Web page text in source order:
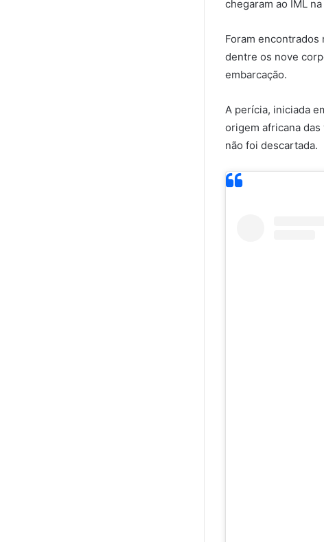
chegaram ao IML
Foram
dentre os nove
embarcação.
A perícia, iniciada
origem africana
não foi descartada.